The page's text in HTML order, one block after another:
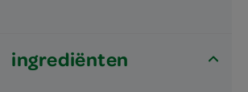
ingrediënten